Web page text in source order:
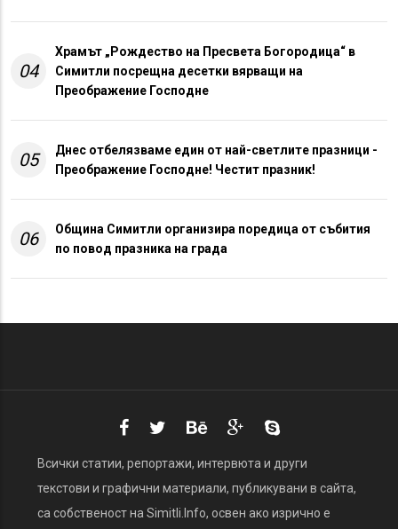
04
Храмът „Рождество на Пресвета Богородица“ в
Симитли посрещна десетки вярващи на
Преображение Господне
05
Днес отбелязваме един от най-светлите празници -
Преображение Господне! Честит празник!
06
Община Симитли организира поредица от събития
по повод празника на града
Всички статии, репортажи, интервюта и други
текстови и графични материали, публикувани в сайта,
са собственост на Simitli.Info, освен ако изрично е